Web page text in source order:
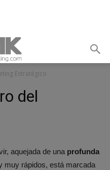
Estratégico
del
aquejada de una profunda
muy rápidos, está marcada